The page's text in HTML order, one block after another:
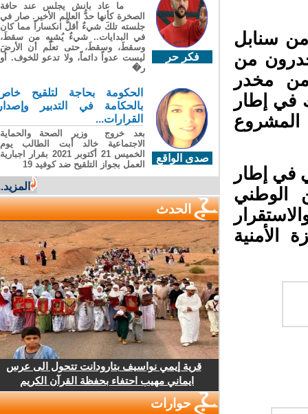
سنابل
من
مخدر
في إطار
المشروع
في إطار
الوطني
الأمنية
فكر حر
ما عاد بانش يجلس عند حافة
الصخرة كأنها حدُّ العالم الأخير. صار في
جلسته تلكَ شيءٌ أقلُّ انكساراً مما كان
في البدايات.. شيءٌ يُشبِه من سقطَ،
وسقطَ، وسقطَ، حتى تعلّم أن الأرضَ
ليست عدواً دائماً، ولا تدعو للخوف. أو
ر�
صدى الواقع
الحكومة بحاجة لتلقيح خاص
بالحكامة في التدبير وإصدار
القرارات...
بعد خروج وزير الصحة والحماية
الاجتماعية خالد أبت الطالب يوم
الخميس 21 أكتوبر 2021 بقرار اجبارية
العمل بجواز التلقيح ضد كوفيد 19
المزيد...
الحدث
قرية إيمي نواسيف بتارودانت تتحول الى عرس
ايماني مهيب احتفاء بحفظة القرآن الكريم
حوارات